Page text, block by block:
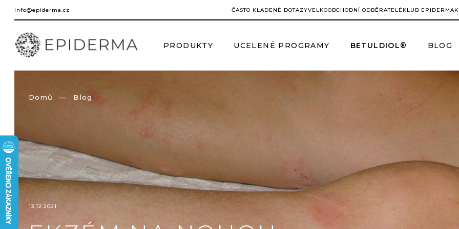
obsah
info@epiderma.cz ČASTO KLADENÉ DOTAZYVELKOOBCHODNÍ ODBĚRATELÉ KLUB EPIDERMA
PRODUKTY UCELENÉ PROGRAMY BETULDIOL® BLOG
Domů Blog
13.12.2021